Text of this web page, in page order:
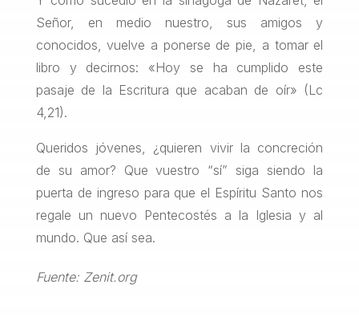
Señor, en medio nuestro, sus amigos y
conocidos, vuelve a ponerse de pie, a tomar el
libro y decirnos: «Hoy se ha cumplido este
pasaje de la Escritura que acaban de oír» (Lc
4,21).
Queridos jóvenes, ¿quieren vivir la concreción
de su amor? Que vuestro “sí” siga siendo la
puerta de ingreso para que el Espíritu Santo nos
regale un nuevo Pentecostés a la Iglesia y al
mundo. Que así sea.
Fuente: Zenit.org